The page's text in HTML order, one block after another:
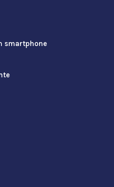
smartphone